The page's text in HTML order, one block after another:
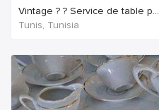
Vintage ? ? Service de table p...
Tunis, Tunisia